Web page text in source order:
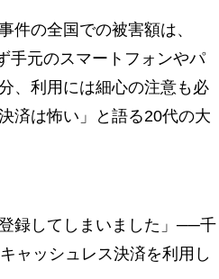
件の全国での被害額は、
手元のスマートフォンやパ
、利用には細心の注意も必
済は怖い」と語る20代の大
録してしまいました」──千
ャッシュレス決済を利用し